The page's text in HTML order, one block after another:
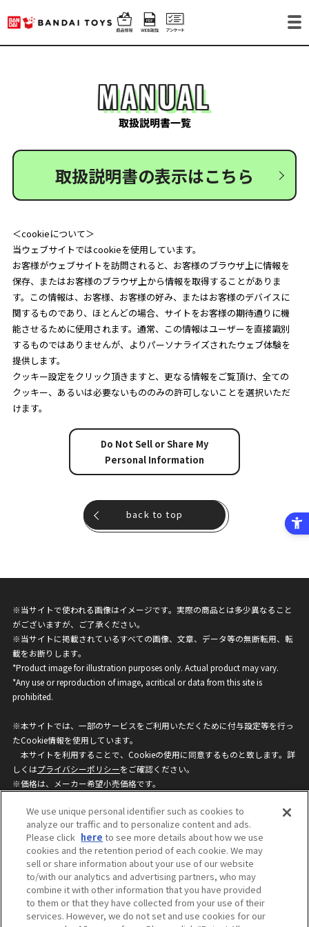
MANUAL
取扱説明書一覧
取扱説明書の表示はこちら
＜cookieについて＞
当ウェブサイトではcookieを使用しています。
お客様がウェブサイトを訪問されると、お客様のブラウザ上に情報を
保存、またはお客様のブラウザ上から情報を取得することがありま
す。この情報は、お客様、お客様の好み、またはお客様のデバイスに
関するものであり、ほとんどの場合、サイトをお客様の期待通りに機
能させるために使用されます。通常、この情報はユーザーを直接識別
するものではありませんが、よりパーソナライズされたウェブ体験を
提供します。
クッキー設定をクリック頂きますと、更なる情報をご覧頂け、全ての
クッキー、あるいは必要ないもののみの許可しないことを選択いただ
けます。
Do Not Sell or Share My
Personal Information
back to top
※当サイトで使われる画像はイメージです。実際の商品とは多少異なること
がございますが、ご了承ください。
※当サイトに掲載されているすべての画像、文章、データ等の無断転用、転
載をお断りします。
*Product image for illustration purposes only. Actual product may vary.
*Any use or reproduction of image, acritical or data from this site is
prohibited.
※本サイトでは、一部のサービスをご利用いただくために付与設定等を行っ
たCookie情報を使用しています。
本サイトを利用することで、Cookieの使用に同意するものと致します。詳
しくはプライバシーポリシーをご確認ください。
※価格は、メーカー希望小売価格です。
ざいますのでご了承ください。
privacypolicy
Do Not Sell or Share My
Personal Information
ウェブサイトご利用条件
ソーシャルメディアポリシー
個人情報保護方針
お問い合わせ
We use unique personal identifier such as cookies to
analyze our traffic and to personalize content and ads.
Please click here to see more details about how we use
cookies and the retention period of each cookie. We may
sell or share information about your use of our website
to/with our analytics and advertising partners, who may
combine it with other information that you have provided
to them or that they have collected from your use of their
services. However, we do not set and use cookies for our